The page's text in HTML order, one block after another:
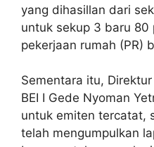
yang dihasillan dari
untuk sekup 3 baru 80
pekerjaan rumah (PR)
Sementara itu,
BEI I Gede Nyoman
untuk emiten tercatat,
telah mengumpulkan